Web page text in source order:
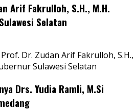
Arif Fakrulloh, S.H., M.H.
Selatan
Dr. Zudan Arif Fakrulloh, S.H.,
Sulawesi Selatan
Drs. Yudia Ramli, M.Si